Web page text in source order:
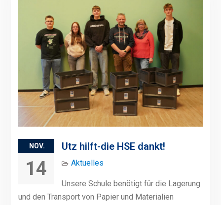
NOV.
14
Utz hilft-die HSE dankt!
Aktuelles
Unsere Schule benötigt für die Lagerung
und den Transport von Papier und Materialien